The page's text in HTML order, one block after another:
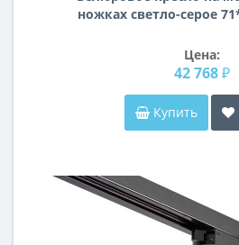
ножках светло-серое
Цена:
42 768 ₽
Купить